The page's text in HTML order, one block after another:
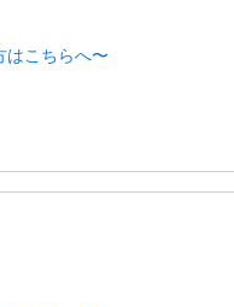
はこちらへ〜